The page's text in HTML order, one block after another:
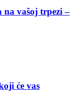
vašoj trpezi –
će vas